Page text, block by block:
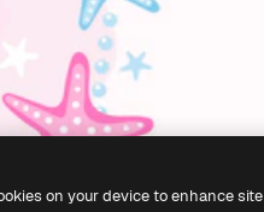
on your device to enhance site